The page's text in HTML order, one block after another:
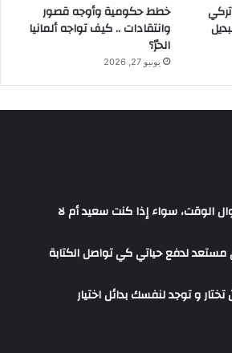
خطط حكومية وأوجه قصور
وانتقادات .. كيف تواجه ألمانيا
الحرّ؟
يونيو 27, 2026
الوقت، سواء إذا كنت سعيد أم لا
لدفع حياتي كي تواصل الكتابة
و توجد لنفسك بدائل اختيار